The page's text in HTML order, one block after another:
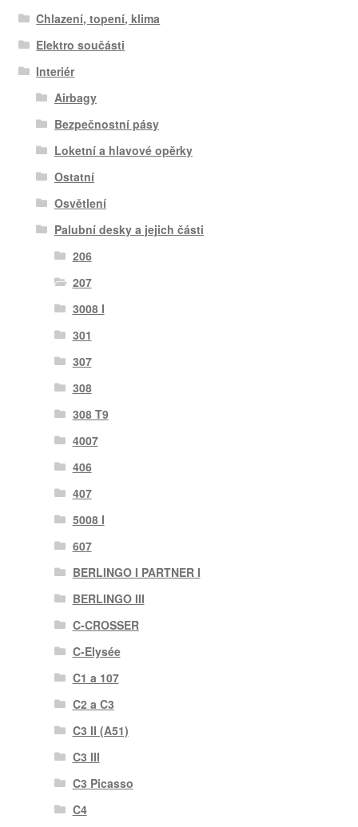
Chlazení, topení, klima
Elektro součásti
Interiér
Airbagy
Bezpečnostní pásy
Loketní a hlavové opěrky
Ostatní
Osvětlení
Palubní desky a jejich části
206
207
3008 I
301
307
308
308 T9
4007
406
407
5008 I
607
BERLINGO I PARTNER I
BERLINGO III
C-CROSSER
C-Elysée
C1 a 107
C2 a C3
C3 II (A51)
C3 III
C3 Picasso
C4